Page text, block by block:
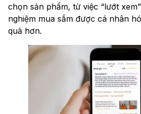
chọn sản phẩm, từ việc “lướt
nghiệm mua sắm được cá nhân
quả hơn.